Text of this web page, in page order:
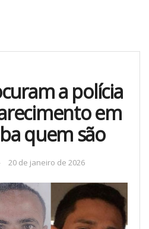
a polícia
em
quem são
20 de janeiro de 2026